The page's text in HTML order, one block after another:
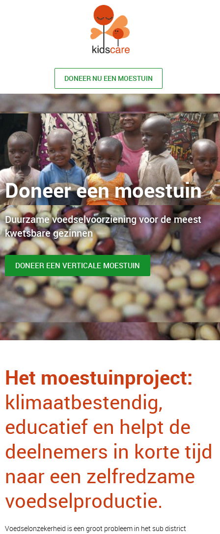
DONEER NU EEN MOESTUIN
Doneer een moestuin
Duurzame voedselvoorziening voor de meest
kwetsbare gezinnen
DONEER EEN VERTICALE MOESTUIN
Het moestuinproject:
klimaatbestendig,
educatief en helpt de
deelnemers in korte tijd
naar een zelfredzame
voedselproductie.
Voedselonzekerheid is een groot probleem in het sub district